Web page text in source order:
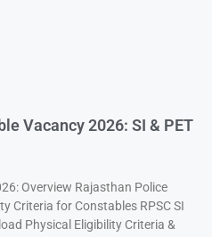
Vacancy 2026: SI & PET
Overview Rajasthan Police
Criteria for Constables RPSC SI
Physical Eligibility Criteria &